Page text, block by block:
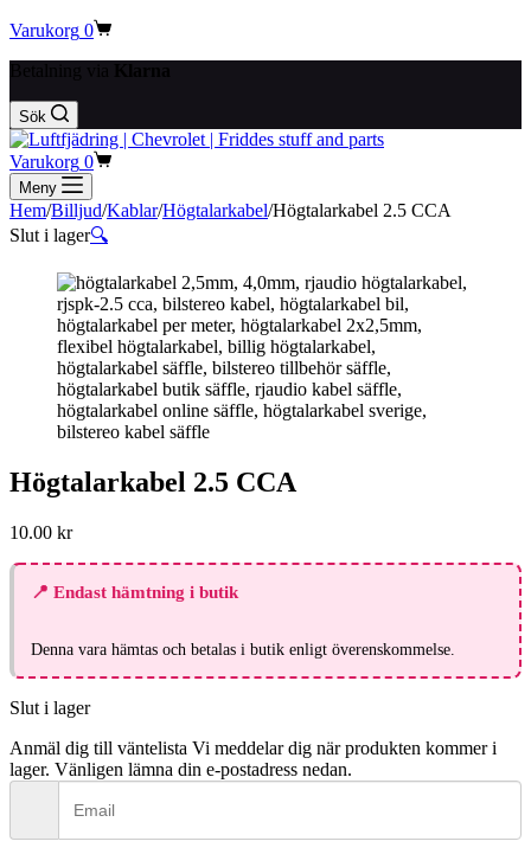
Varukorg 0
Sök
Varukorg 0
Meny
Hem/Billjud/Kablar/Högtalarkabel/Högtalarkabel 2.5 CCA
Slut i lager🔍
Högtalarkabel 2.5 CCA
10.00 kr
Denna vara hämtas och betalas i butik enligt överenskommelse.
Slut i lager
Anmäl dig till väntelista Vi meddelar dig när produkten kommer i
lager. Vänligen lämna din e-postadress nedan.